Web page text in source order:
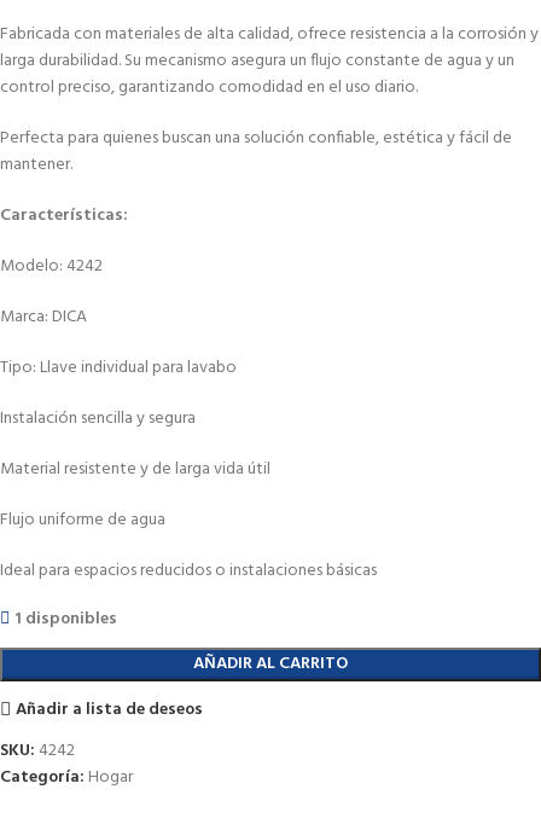
Fabricada con materiales de alta calidad, ofrece resistencia a la corrosión y
larga durabilidad. Su mecanismo asegura un flujo constante de agua y un
control preciso, garantizando comodidad en el uso diario.
Perfecta para quienes buscan una solución confiable, estética y fácil de
mantener.
Características:
Modelo: 4242
Marca: DICA
Tipo: Llave individual para lavabo
Instalación sencilla y segura
Material resistente y de larga vida útil
Flujo uniforme de agua
Ideal para espacios reducidos o instalaciones básicas
1 disponibles
AÑADIR AL CARRITO
Añadir a lista de deseos
SKU: 4242
Categoría: Hogar